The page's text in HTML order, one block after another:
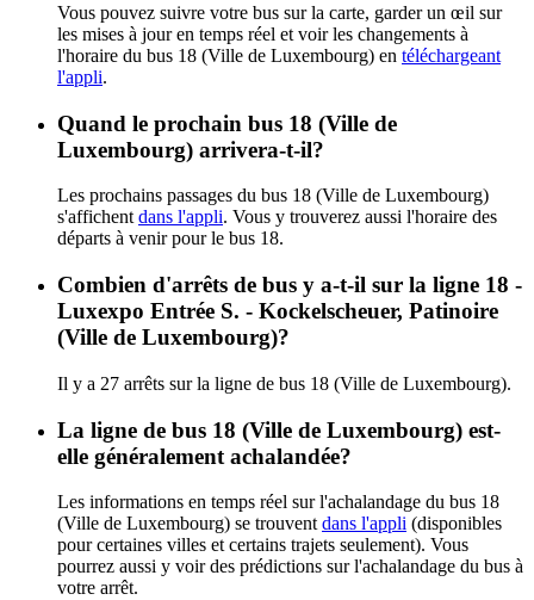
Vous pouvez suivre votre bus sur la carte, garder un œil sur
les mises à jour en temps réel et voir les changements à
l'horaire du bus 18 (Ville de Luxembourg) en téléchargeant
l'appli.
Quand le prochain bus 18 (Ville de
Luxembourg) arrivera-t-il?
Les prochains passages du bus 18 (Ville de Luxembourg)
s'affichent dans l'appli. Vous y trouverez aussi l'horaire des
départs à venir pour le bus 18.
Combien d'arrêts de bus y a-t-il sur la ligne 18 -
Luxexpo Entrée S. - Kockelscheuer, Patinoire
(Ville de Luxembourg)?
Il y a 27 arrêts sur la ligne de bus 18 (Ville de Luxembourg).
La ligne de bus 18 (Ville de Luxembourg) est-
elle généralement achalandée?
Les informations en temps réel sur l'achalandage du bus 18
(Ville de Luxembourg) se trouvent dans l'appli (disponibles
pour certaines villes et certains trajets seulement). Vous
pourrez aussi y voir des prédictions sur l'achalandage du bus à
votre arrêt.